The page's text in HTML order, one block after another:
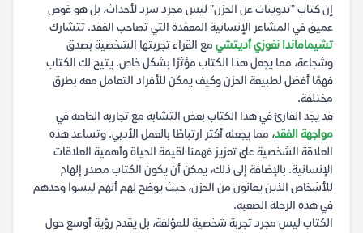
إن كتاب "تدوينات عن الحزن" ليس مجرد سرد لأحداث، بل هو غوص
عميق في المشاعر الإنسانية المعقدة التي تصاحب الفقد. تتشارك
تشيماماندا نغوزي أديتشي مع القراء تجربتها الشخصية بصدق
وشجاعة، مما يجعل هذا الكتاب مؤثرًا بشكل خاص. يتيح لك الكتاب
فهمًا أفضل لطبيعة الحزن وكيف يمكن للأفراد التعامل معه بطرق
مختلفة.
قد يجد القارئ في هذا الكتاب بعض التشابه مع تجاربه الخاصة في
مواجهة الفقد، مما يجعله أكثر ارتباطًا بالعمل الأدبي. وتساعد هذه
العلاقة الشخصية على تعزيز فهمنا لقيمة الحياة وأهمية العلاقات
الإنسانية. بالإضافة إلى ذلك، يمكن أن يكون الكتاب مصدر إلهام
للأشخاص الذين يعانون من الحزن، حيث يوضح لهم أنهم ليسوا وحدهم
في هذه الرحلة الصعبة.
الكتاب ليس مجرد تجربة شخصية للمؤلفة، بل يقدم رؤية أوسع حول